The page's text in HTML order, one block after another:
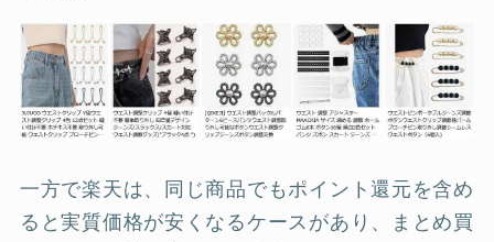
一方で楽天は、同じ商品でもポイント還元を含め
ると実質価格が安くなるケースがあり、まとめ買